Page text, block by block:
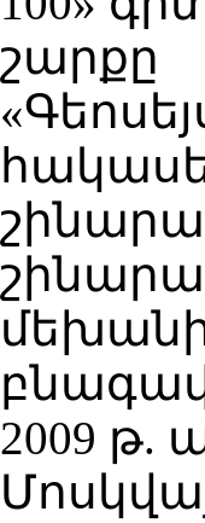
շարքը
2009 թ.